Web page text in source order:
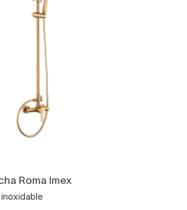
Roma Imex
inoxidable